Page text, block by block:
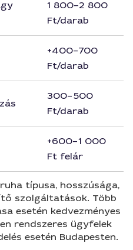
1 800–2 800
Ft/darab
+400–700
Ft/darab
300–500
Ft/darab
+600–1 000
Ft felár
típusa, hosszúsága,
szolgáltatások. Több
esetén kedvezményes
rendszeres ügyfelek
esetén Budapesten.